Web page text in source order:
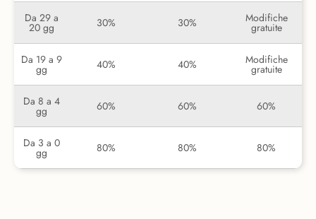
Da 29 a
20 gg 30% 30% Modifiche
gratuite
Da 19 a 9
gg 40% 40% Modifiche
gratuite
Da 8 a 4
gg 60% 60% 60%
Da 3 a 0
gg 80% 80% 80%